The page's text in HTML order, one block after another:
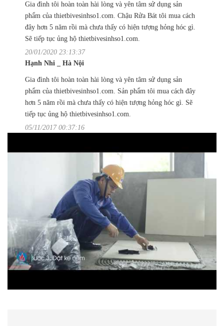
Gia đình tôi hoàn toàn hài lòng và yên tâm sử dụng sản
phẩm của thietbivesinhso1.com. Chậu Rửa Bát tôi mua cách
đây hơn 5 năm rồi mà chưa thấy có hiện tượng hỏng hóc gì.
Sẽ tiếp tục ủng hộ thietbivesinhso1.com.
20/01/2020 23:13:37
Hạnh Nhi _ Hà Nội
Gia đình tôi hoàn toàn hài lòng và yên tâm sử dụng sản
phẩm của thietbivesinhso1.com. Sản phẩm tôi mua cách đây
hơn 5 năm rồi mà chưa thấy có hiện tượng hỏng hóc gì. Sẽ
tiếp tục ủng hộ thietbivesinhso1.com.
05/11/2017 00:37:16